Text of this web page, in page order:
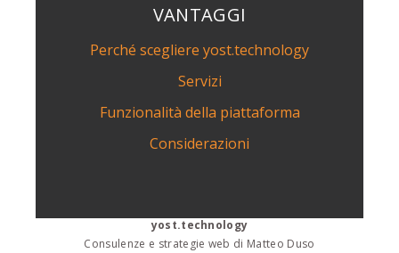
VANTAGGI
Perché scegliere yost.technology
Servizi
Funzionalità della piattaforma
Considerazioni
yost.technology
Consulenze e strategie web di Matteo Duso